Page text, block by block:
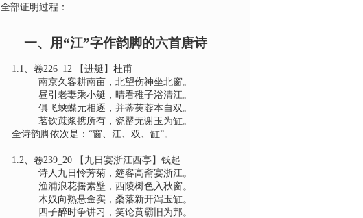
全部证明过程：
一、用“江”字作韵脚的六首唐诗
1.1 卷226_12
【进艇】杜甫
南京久客耕南亩，北望伤神坐北窗。
昼引老妻乘小艇，晴看稚子浴清江。
俱飞蛱蝶元相逐，并蒂芙蓉本自双。
茗饮蔗浆携所有，瓷罂无谢玉为缸。
全诗韵脚依次是：“窗、江、双、缸”。
1.2 卷239_20
【九日宴浙江西亭】钱起
诗人九日怜芳菊，筵客高斋宴浙江。
渔浦浪花摇素壁，西陵树色入秋窗。
木奴向熟悬金实，桑落新开泻玉缸。
四子醉时争讲习，笑论黄霸旧为邦。